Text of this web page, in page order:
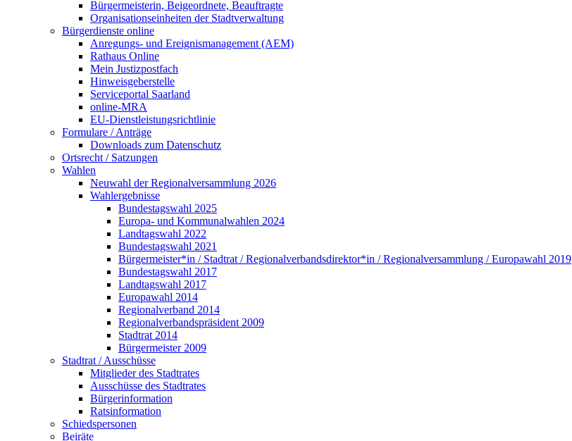
Bürgermeisterin, Beigeordnete, Beauftragte
Organisationseinheiten der Stadtverwaltung
Bürgerdienste online
Anregungs- und Ereignismanagement (AEM)
Rathaus Online
Mein Justizpostfach
Hinweisgeberstelle
Serviceportal Saarland
online-MRA
EU-Dienstleistungsrichtlinie
Formulare / Anträge
Downloads zum Datenschutz
Ortsrecht / Satzungen
Wahlen
Neuwahl der Regionalversammlung 2026
Wahlergebnisse
Bundestagswahl 2025
Europa- und Kommunalwahlen 2024
Landtagswahl 2022
Bundestagswahl 2021
Bürgermeister*in / Stadtrat / Regionalverbandsdirektor*in / Regionalversammlung / Europawahl 2019
Bundestagswahl 2017
Landtagswahl 2017
Europawahl 2014
Regionalverband 2014
Regionalverbandspräsident 2009
Stadtrat 2014
Bürgermeister 2009
Stadtrat / Ausschüsse
Mitglieder des Stadtrates
Ausschüsse des Stadtrates
Bürgerinformation
Ratsinformation
Schiedspersonen
Beiräte